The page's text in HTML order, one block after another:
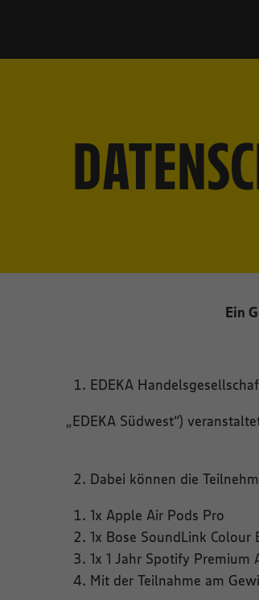
Ein
EDEKA
„EDEKA Südwest“)
Dabei können die
1x Apple Air Pods Pro
1x Bose SoundLink
1x 1 Jahr Spotify Premium
Mit der Teilnahme am